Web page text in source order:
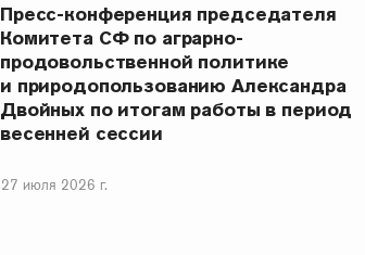
Пресс-конференция председателя
Комитета СФ по аграрно-
продовольственной политике
и природопользованию Александра
Двойных по итогам работы в период
весенней сессии
27 июля 2026 г.